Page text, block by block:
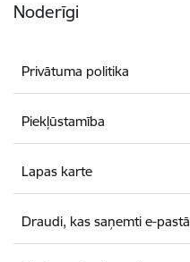
Noderīgi
Privātuma politika
Piekļūstamība
Lapas karte
Draudi, kas saņemti e-pastā